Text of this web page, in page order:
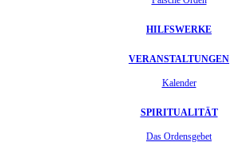
HILFSWERKE
VERANSTALTUNGEN
Kalender
SPIRITUALITÄT
Das Ordensgebet